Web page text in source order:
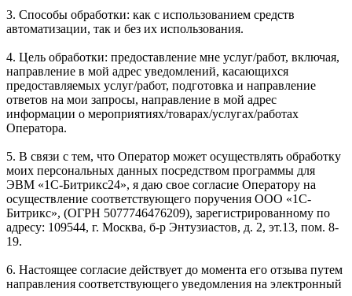
3. Способы обработки: как с использованием средств
автоматизации, так и без их использования.
4. Цель обработки: предоставление мне услуг/работ, включая,
направление в мой адрес уведомлений, касающихся
предоставляемых услуг/работ, подготовка и направление
ответов на мои запросы, направление в мой адрес
информации о мероприятиях/товарах/услугах/работах
Оператора.
5. В связи с тем, что Оператор может осуществлять обработку
моих персональных данных посредством программы для
ЭВМ «1С-Битрикс24», я даю свое согласие Оператору на
осуществление соответствующего поручения ООО «1С-
Битрикс», (ОГРН 5077746476209), зарегистрированному по
адресу: 109544, г. Москва, б-р Энтузиастов, д. 2, эт.13, пом. 8-
19.
6. Настоящее согласие действует до момента его отзыва путем
направления соответствующего уведомления на электронный